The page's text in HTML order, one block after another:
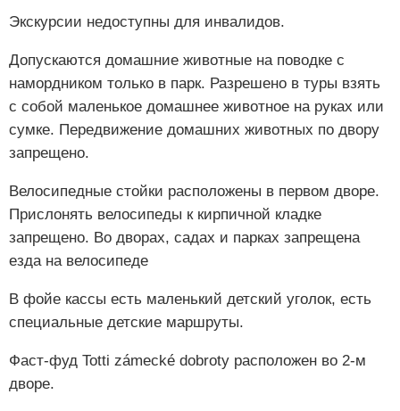
Экскурсии недоступны для инвалидов.
Допускаются домашние животные на поводке с
намордником только в парк. Разрешено в туры взять
с собой маленькое домашнее животное на руках или
сумке. Передвижение домашних животных по двору
запрещено.
Велосипедные стойки расположены в первом дворе.
Прислонять велосипеды к кирпичной кладке
запрещено. Во дворах, садах и парках запрещена
езда на велосипеде
В фойе кассы есть маленький детский уголок, есть
специальные детские маршруты.
Фаст-фуд Totti zámecké dobroty расположен во 2-м
дворе.